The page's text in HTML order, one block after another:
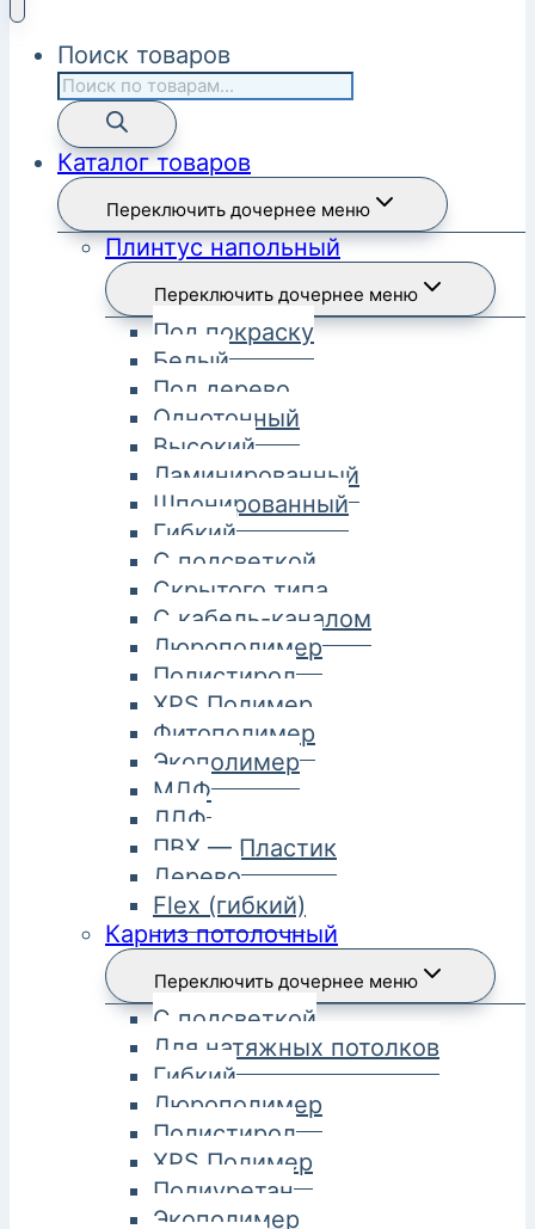
Поиск товаров
Каталог товаров
Переключить дочернее меню
Плинтус напольный
Переключить дочернее меню
Под покраску
Белый
Под дерево
Однотонный
Высокий
Ламинированный
Шпонированный
Гибкий
С подсветкой
Скрытого типа
С кабель-каналом
Дюрополимер
Полистирол
XPS Полимер
Фитополимер
Экополимер
МДФ
ЛДФ
ПВХ — Пластик
Дерево
Flex (гибкий)
Карниз потолочный
Переключить дочернее меню
С подсветкой
Для натяжных потолков
Гибкий
Дюрополимер
Полистирол
XPS Полимер
Полиуретан
Экополимер